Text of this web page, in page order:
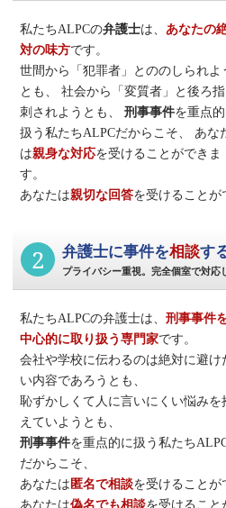
私たちALPCの弁護士は、 あなたの
対の味方です。
世間から「犯罪者」とののしられよ
とも、
社会から「変質者」と後ろ
刺されようとも、
刑事事件を重点
扱う私たちALPCだからこそ、
あな
は親身な対応を受けることができま
す。
あなたは親切な回答を受けることが
2 弁護士に事件を相談す
プライバシー重視。完全個室で対応
私たちALPCの弁護士は、刑事事件
中心的に取り扱う専門家です。
会社や学校に伝わるのは絶対に避け
い内容であろうとも、
恥ずかしくて人に言いにくい悩みを
えていようとも、
刑事事件を重点的に扱う私たち
だからこそ、
あなたは匿名で相談を受けることが
あなたは偽名でも相談を受けること